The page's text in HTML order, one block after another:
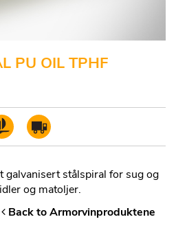
PU OIL TPHF
galvanisert stålspiral for sug og
og matoljer.
Back to Armorvinproduktene